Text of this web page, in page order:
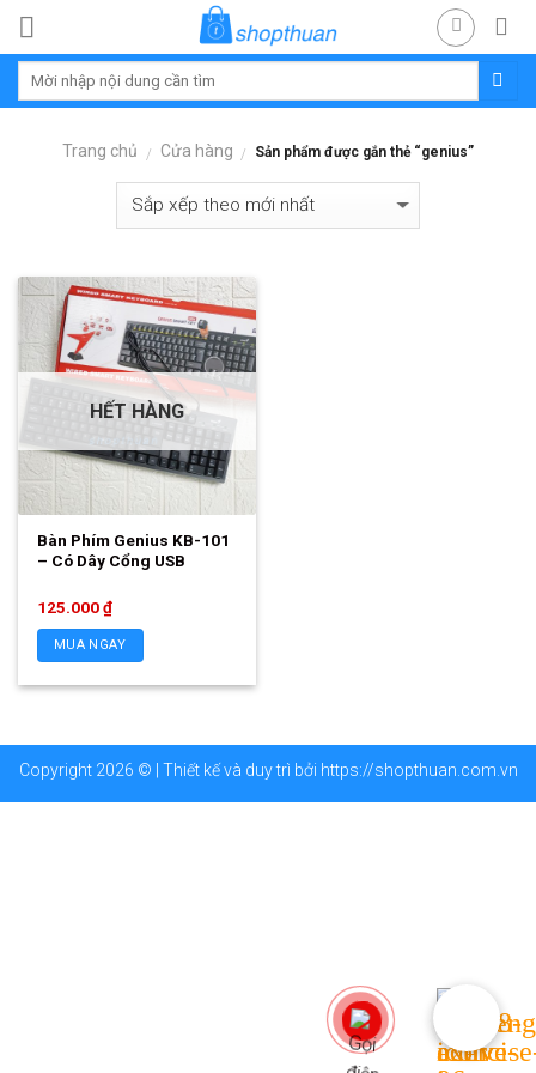
Skip
content
Trang chủ / Cửa hàng / Sản phẩm được gắn thẻ “genius”
HẾT HÀNG
Bàn Phím Genius KB-101
– Có Dây Cổng USB
125.000₫
MUA NGAY
Copyright 2026 © | Thiết kế và duy trì bởi https://shopthuan.com.vn